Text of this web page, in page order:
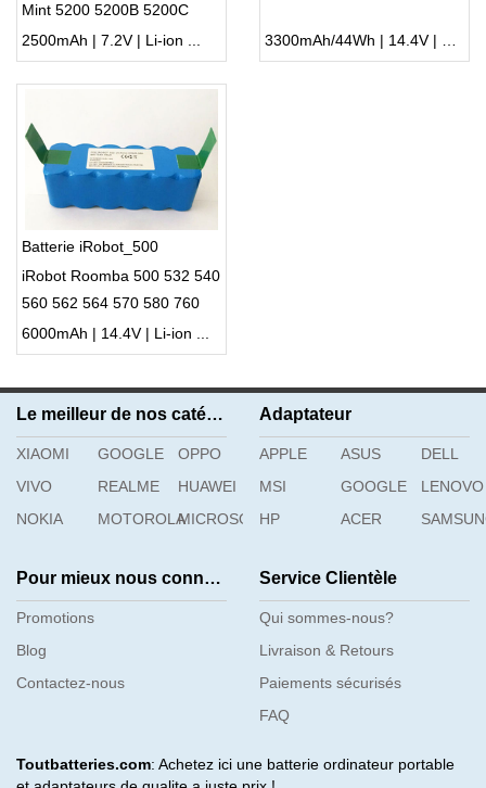
Mint 5200 5200B 5200C
Floor Mopping Robots
2500mAh | 7.2V | Li-ion ... 3300mAh/44Wh | 14.4V | Li-ion ...
Batterie iRobot_500
iRobot Roomba 500 532 540
560 562 564 570 580 760
770
6000mAh | 14.4V | Li-ion ...
Le meilleur de nos catégories
XIAOMI GOOGLE
OPPO
VIVO
REALME
HUAWEI
NOKIA
MOTOROLAMICROSOFT
Adaptateur
APPLE ASUS
DELL
MSI
GOOGLE
LENOVO
HP
ACER
Pour mieux nous connaître
Promotions
Blog
Contactez-nous
Service Clientèle
Qui sommes-nous?
Livraison & Retours
Paiements sécurisés
FAQ
Toutbatteries.com: Achetez ici une batterie ordinateur portable